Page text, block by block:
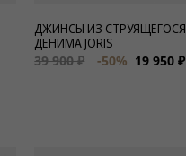
ДЖИНСЫ ИЗ СТРУЯЩЕГОСЯ
ДЕНИМА JORIS
39 900 ₽
-50% 19 950 ₽